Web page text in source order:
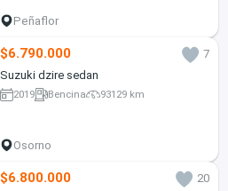
Peñaflor
$6.790.000
7
Suzuki dzire sedan
2019 Bencina 93129 km
Osorno
$6.800.000
20